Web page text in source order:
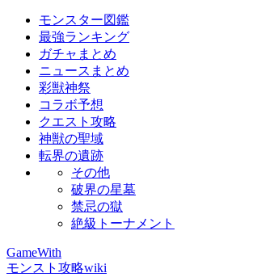
モンスター図鑑
最強ランキング
ガチャまとめ
ニュースまとめ
彩獣神祭
コラボ予想
クエスト攻略
神獣の聖域
転界の遺跡
その他
破界の星墓
禁忌の獄
絶級トーナメント
GameWith
モンスト攻略wiki